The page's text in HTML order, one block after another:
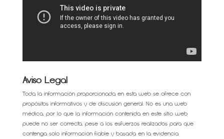
Aviso Legal
Toda la información proporcionada en esta web se ofrece con
propósitos informativos y de discusión general. No es una web
médica, por lo que la información contenida en este sitio web
puede no ser correcta, pese a los esfuerzos realizados para que
contenga solo información fiable y basada en la evidencia